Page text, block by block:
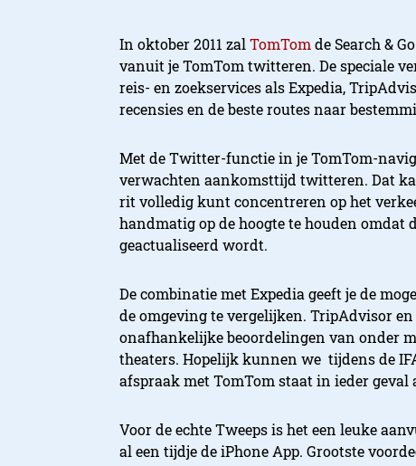
In oktober 2011 zal TomTomde Search &
vanuit je TomTom twitteren. De speciale
reis- en zoekservices als Expedia,
recensies en de beste routes naar
Met de Twitter-functie in je TomTom-
verwachten aankomsttijd twitteren. Dat
rit volledig kunt concentreren op het
handmatig op de hoogte te houden
geactualiseerd wordt.
De combinatie met Expedia geeft je de
de omgeving te vergelijken. TripAdvisor
onafhankelijke beoordelingen van onder
theaters. Hopelijk kunnen we tijdens de
afspraak met TomTom staat in ieder geval
Voor de echte Tweeps is het een leuke
al een tijdje de iPhone App. Grootste